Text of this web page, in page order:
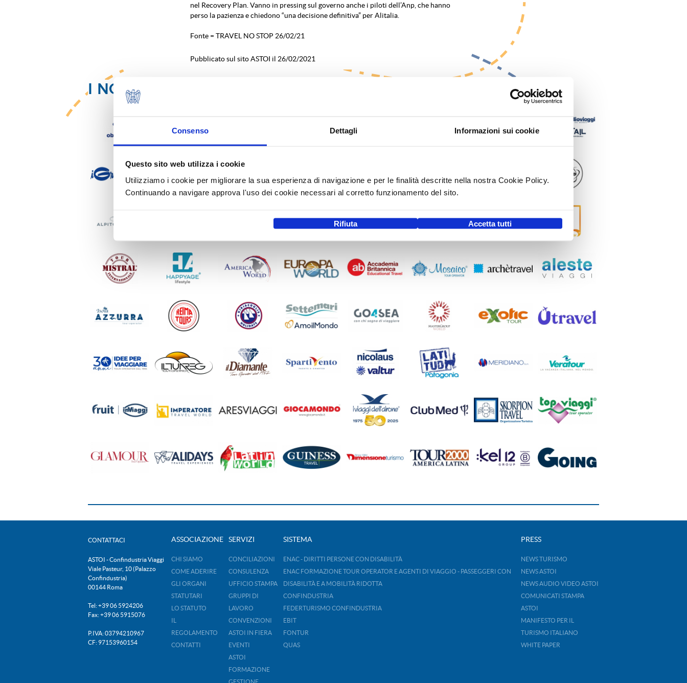
Consenso Dettagli Informazioni sui cookie
Questo sito web utilizza i cookie
Utilizziamo i cookie per migliorare la sua esperienza di navigazione e per le finalità descritte nella nostra Cookie Policy.
Continuando a navigare approva l'uso dei cookie necessari al corretto funzionamento del sito.
Rifiuta Accetta tutti
nel Recovery Plan. Vanno in pressing sul governo anche i piloti dell’Anp, che hanno
perso la pazienza e chiedono “una decisione definitiva” per Alitalia.
Fonte = TRAVEL NO STOP 26/02/21
Pubblicato sul sito ASTOI il 26/02/2021
I NOSTRI SOCI
CONTATTACI
ASTOI - Confindustria Viaggi
Viale Pasteur, 10 (Palazzo
Confindustria)
00144 Roma
Tel: +39 06 5924206
Fax: +39 06 5915076
P.IVA: 03794210967
CF: 97153960154
ASSOCIAZIONE
CHI SIAMO
COME ADERIRE
GLI ORGANI
STATUTARI
LO STATUTO
REGOLAMENTO
CONTATTI
SERVIZI
CONCILIAZIONI
CONSULENZA
UFFICIO STAMPA
GRUPPI DI
LAVORO
CONVENZIONI
ASTOI IN FIERA
EVENTI
ASTOI
FORMAZIONE
SISTEMA
ENAC - DIRITTI PERSONE CON DISABILITÀ
ENAC FORMAZIONE TOUR OPERATOR E AGENTI DI VIAGGIO - PASSEGGERI CON
DISABILITÀ E A MOBILITÀ RIDOTTA
CONFINDUSTRIA
FEDERTURISMO CONFINDUSTRIA
EBIT
FONTUR
QUAS
PRESS
NEWS TURISMO
NEWS ASTOI
NEWS AUDIO VIDEO ASTOI
COMUNICATI STAMPA
ASTOI
MANIFESTO PER IL
TURISMO ITALIANO
WHITE PAPER